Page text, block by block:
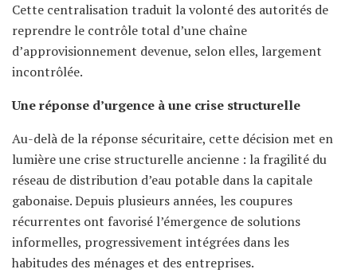
Cette centralisation traduit la volonté des autorités de
reprendre le contrôle total d’une chaîne
d’approvisionnement devenue, selon elles, largement
incontrôlée.
Une réponse d’urgence à une crise structurelle
Au-delà de la réponse sécuritaire, cette décision met en
lumière une crise structurelle ancienne : la fragilité du
réseau de distribution d’eau potable dans la capitale
gabonaise. Depuis plusieurs années, les coupures
récurrentes ont favorisé l’émergence de solutions
informelles, progressivement intégrées dans les
habitudes des ménages et des entreprises.